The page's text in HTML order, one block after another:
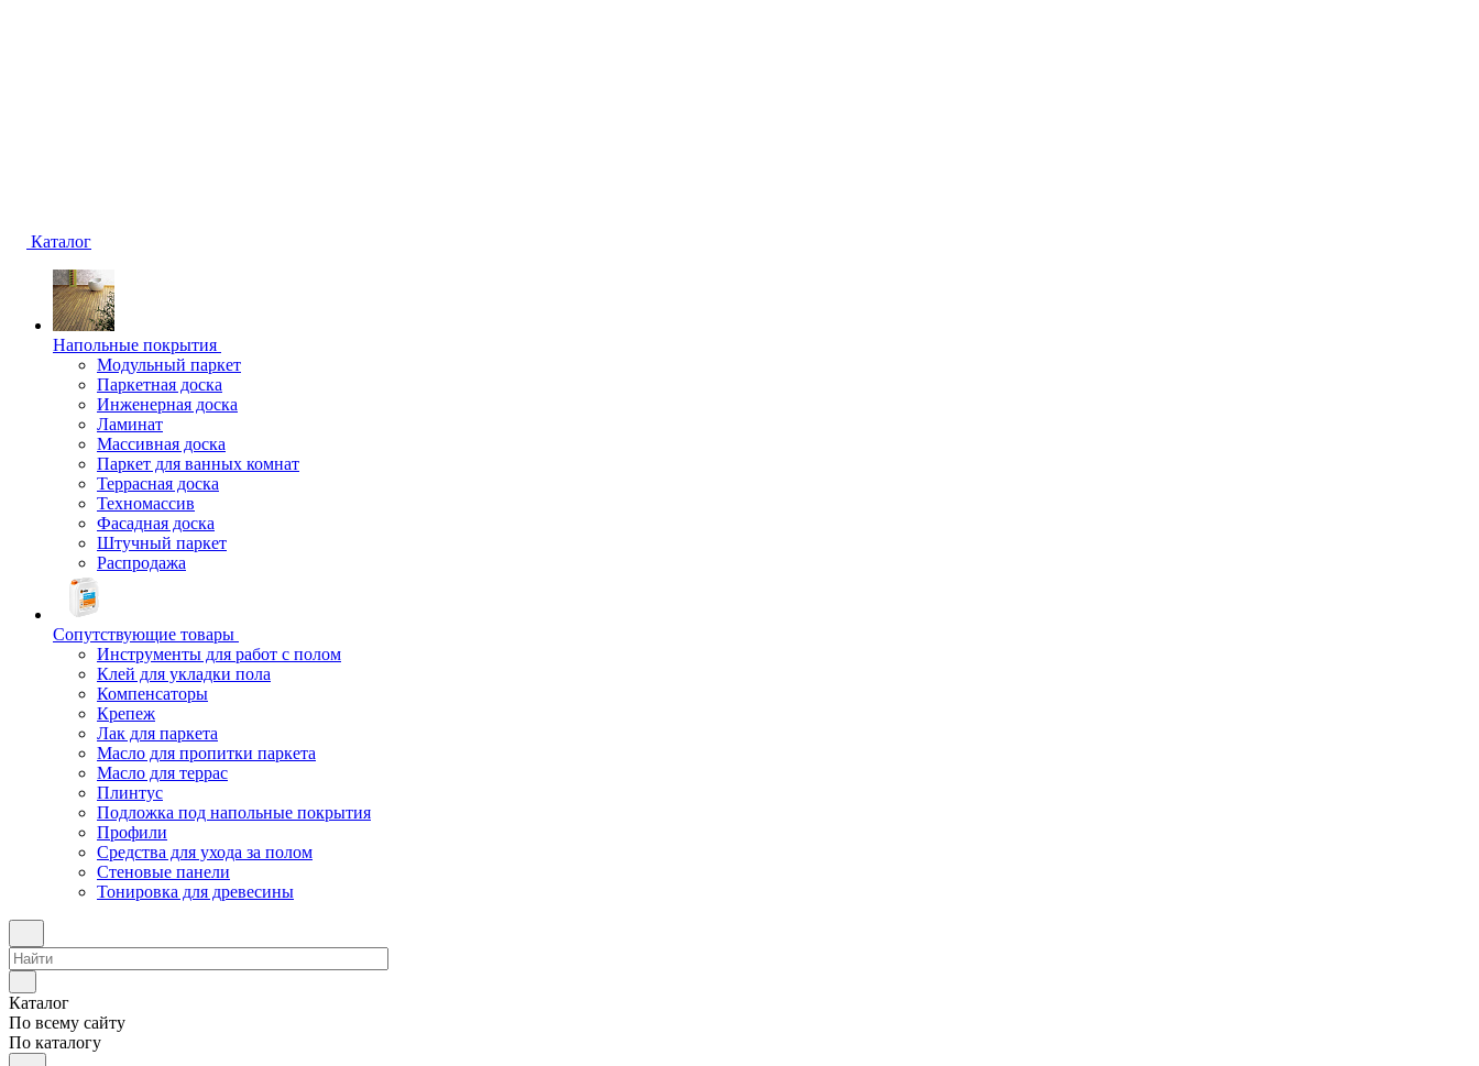
Каталог
Напольные покрытия
Модульный паркет
Паркетная доска
Инженерная доска
Ламинат
Массивная доска
Паркет для ванных комнат
Террасная доска
Техномассив
Фасадная доска
Штучный паркет
Распродажа
Сопутствующие товары
Инструменты для работ с полом
Клей для укладки пола
Компенсаторы
Крепеж
Лак для паркета
Масло для пропитки паркета
Масло для террас
Плинтус
Подложка под напольные покрытия
Профили
Средства для ухода за полом
Стеновые панели
Тонировка для древесины
Каталог
По всему сайту
По каталогу